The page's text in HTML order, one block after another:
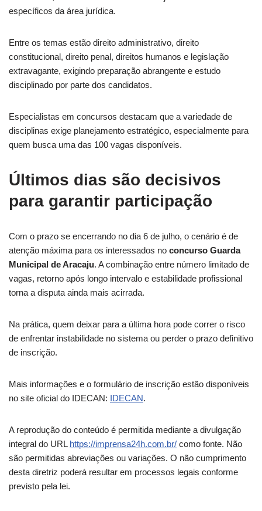
específicos da área jurídica.
Entre os temas estão direito administrativo, direito
constitucional, direito penal, direitos humanos e legislação
extravagante, exigindo preparação abrangente e estudo
disciplinado por parte dos candidatos.
Especialistas em concursos destacam que a variedade de
disciplinas exige planejamento estratégico, especialmente para
quem busca uma das 100 vagas disponíveis.
Últimos dias são decisivos
para garantir participação
Com o prazo se encerrando no dia 6 de julho, o cenário é de
atenção máxima para os interessados no concurso Guarda
Municipal de Aracaju. A combinação entre número limitado de
vagas, retorno após longo intervalo e estabilidade profissional
torna a disputa ainda mais acirrada.
Na prática, quem deixar para a última hora pode correr o risco
de enfrentar instabilidade no sistema ou perder o prazo definitivo
de inscrição.
Mais informações e o formulário de inscrição estão disponíveis
no site oficial do IDECAN: IDECAN.
A reprodução do conteúdo é permitida mediante a divulgação
integral do URL https://imprensa24h.com.br/ como fonte. Não
são permitidas abreviações ou variações. O não cumprimento
desta diretriz poderá resultar em processos legais conforme
previsto pela lei.